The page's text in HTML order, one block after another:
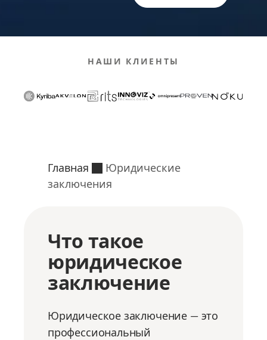
НАШИ КЛИЕНТЫ
Главная
Юридические
заключения
Что такое
юридическое
заключение
Юридическое заключение — это
профессиональный